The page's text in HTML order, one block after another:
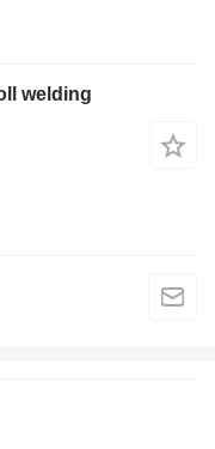
welding